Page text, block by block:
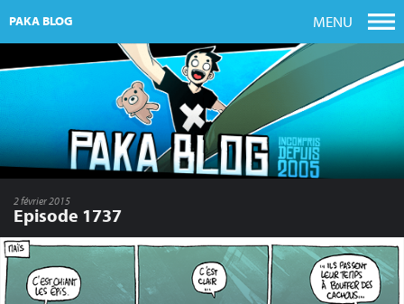
PAKA BLOG MENU
2 février 2015
Episode 1737